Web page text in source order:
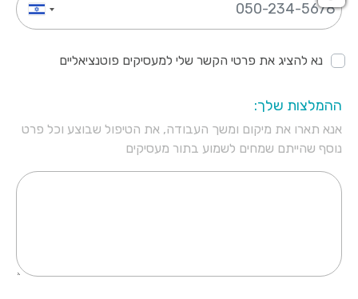
נא להציג את פרטי הקשר שלי למעסיקים פוטנציאליים
ההמלצות שלך:
אנא תארו את מיקום ומשך העבודה, את הטיפול שבוצע וכל פרט
נוסף שהייתם שמחים לשמוע בתור מעסיקים